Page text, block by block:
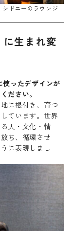
ドニーのラウンジ
生まれ変
ったデザインが
ださい。
に根付き、育つ
ています。世界
人・文化・情
ち、循環させ
に表現しまし